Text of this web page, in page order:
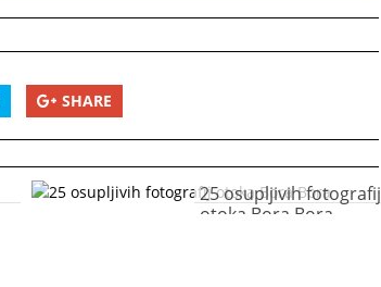
SHARE
25 osupljivih fotografij
otoka Bora Bora